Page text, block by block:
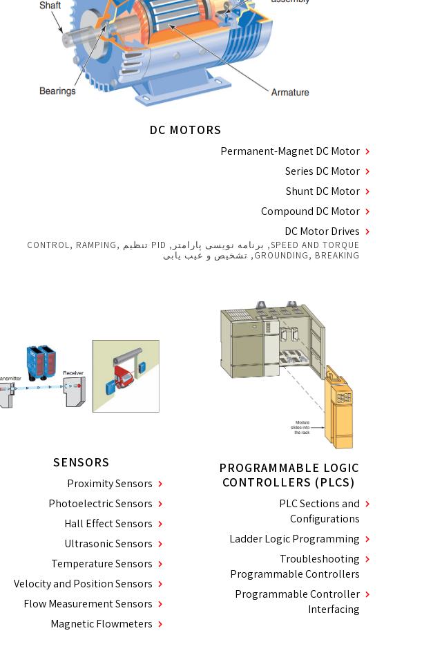
DC MOTORS
Permanent-Magnet DC Motor
Series DC Motor
Shunt DC Motor
Compound DC Motor
DC Motor Drives
SPEED AND TORQUE, برنامه نویسی پارامتر, PID تنظیم CONTROL, RAMPING,
GROUNDING, BREAKING, تشخیص و عیب یابی
PROGRAMMABLE LOGIC
CONTROLLERS (PLCS)
PLC Sections and
Configurations
Ladder Logic Programming
Troubleshooting
Programmable Controllers
Programmable Controller
Interfacing
SENSORS
Proximity Sensors
Photoelectric Sensors
Hall Effect Sensors
Ultrasonic Sensors
Temperature Sensors
Velocity and Position Sensors
Flow Measurement Sensors
Magnetic Flowmeters